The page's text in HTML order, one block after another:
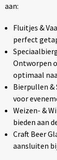
aan:
Fluitjes &
perfect
Ontworpen
optimaal
Bierpullen &
voor
Weizen- &
bieden aan
Craft Beer
aansluiten